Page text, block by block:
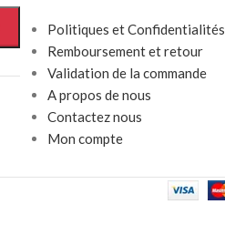
Politiques et Confidentialités
Remboursement et retour
Validation de la commande
A propos de nous
Contactez nous
Mon compte